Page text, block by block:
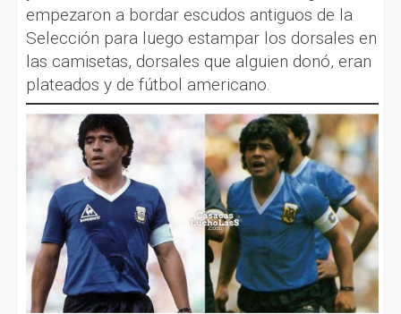
empezaron a bordar escudos antiguos de la
Selección para luego estampar los dorsales en
las camisetas, dorsales que alguien donó, eran
plateados y de fútbol americano.